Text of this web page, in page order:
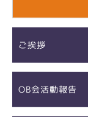
ご挨拶
OB会活動報告